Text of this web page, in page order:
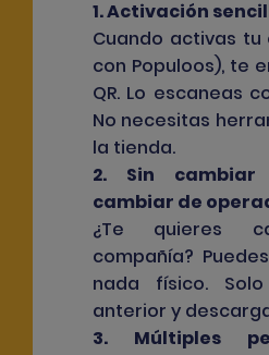
1. Activación
Cuando activas tu
con Populoos), te
QR. Lo escaneas
No necesitas
la tienda.
2. Sin cambiar
cambiar de
¿Te quieres
compañía?
nada físico.
anterior y
3. Múltiples